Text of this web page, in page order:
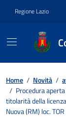
Regione Lazio
Contenuti
Home / Novità /
/ Procedura
titolarità della
Nuova (RM) loc.